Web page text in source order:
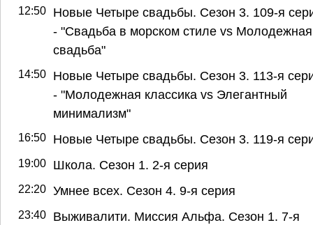
12:50
Новые Четыре свадьбы. Сезон 3. 109-я
- "Свадьба в морском стиле vs Молодежная
свадьба"
14:50
Новые Четыре свадьбы. Сезон 3. 113-я
- "Молодежная классика vs Элегантный
минимализм"
16:50 Новые Четыре свадьбы. Сезон 3. 119-я
19:00 Школа. Сезон 1. 2-я серия
22:20 Умнее всех. Сезон 4. 9-я серия
23:40
Выживалити. Миссия Альфа. Сезон 1. 7-я